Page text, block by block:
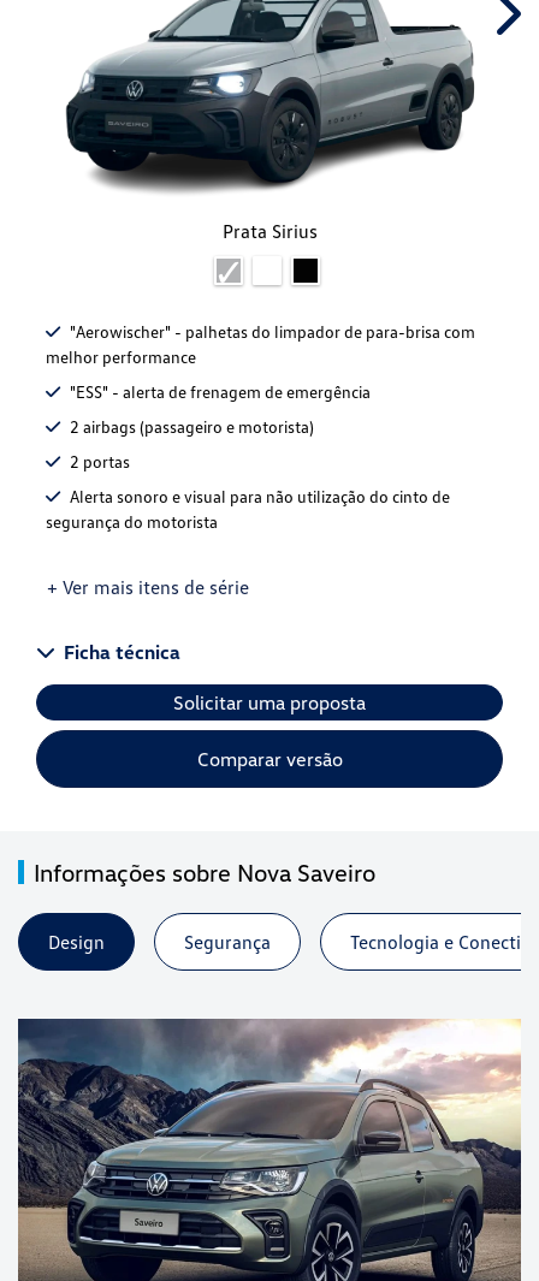
Prata Sirius
"Aerowischer" - palhetas do limpador de para-brisa com
melhor performance
"ESS" - alerta de frenagem de emergência
2 airbags (passageiro e motorista)
2 portas
Alerta sonoro e visual para não utilização do cinto de
segurança do motorista
+ Ver mais itens de série
Ficha técnica
Solicitar uma proposta
Comparar versão
Informações sobre Nova Saveiro
Design Segurança Tecnologia e